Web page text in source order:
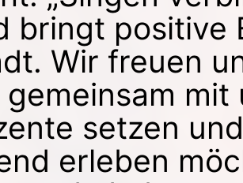
bringt positive
Wir freuen
gemeinsam mit
setzen
erleben